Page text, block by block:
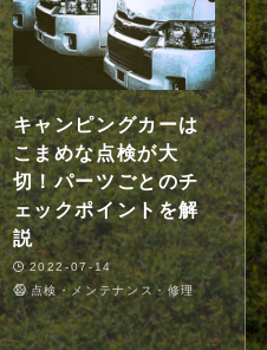
キャンピングカーは
こまめな点検が大
切！パーツごとのチ
ェックポイントを解
説
2022-07-14
点検・メンテナンス・修理